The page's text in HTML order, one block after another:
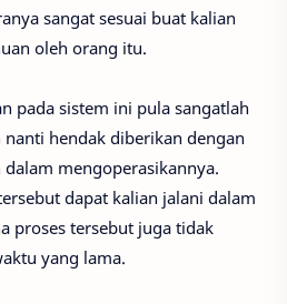
sangat sesuai buat kalian
oleh orang itu.
pada sistem ini pula sangatlah
hendak diberikan dengan
dalam mengoperasikannya.
dapat kalian jalani dalam
proses tersebut juga tidak
yang lama.